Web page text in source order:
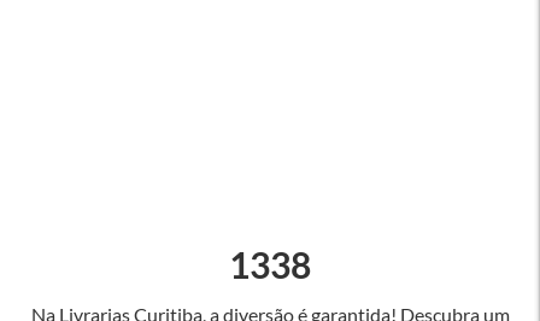
Na Livrarias Curitiba, a diversão é garantida! Descubra um
1338